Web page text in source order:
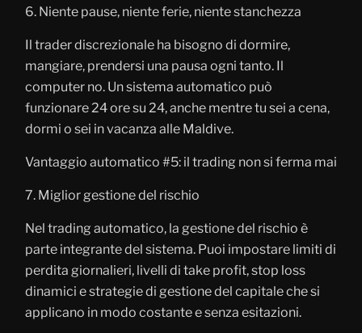
6. Niente pause, niente ferie, niente stanchezza
Il trader discrezionale ha bisogno di dormire,
mangiare, prendersi una pausa ogni tanto. Il
computer no. Un sistema automatico può
funzionare 24 ore su 24, anche mentre tu sei a cena,
dormi o sei in vacanza alle Maldive.
Vantaggio automatico #5: il trading non si ferma mai
7. Miglior gestione del rischio
Nel trading automatico, la gestione del rischio è
parte integrante del sistema. Puoi impostare limiti di
perdita giornalieri, livelli di take profit, stop loss
dinamici e strategie di gestione del capitale che si
applicano in modo costante e senza esitazioni.